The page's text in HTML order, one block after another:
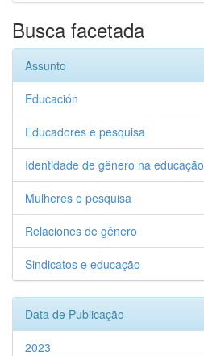
Busca facetada
Assunto
Educación
Educadores e pesquisa
Identidade de gênero na educação
Mulheres e pesquisa
Relaciones de gênero
Sindicatos e educação
Data de Publicação
2023